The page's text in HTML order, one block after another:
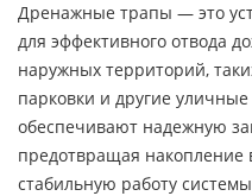
Дренажные трапы — это
для эффективного отвода
наружных территорий,
парковки и другие
обеспечивают надежную
предотвращая накопление
стабильную работу